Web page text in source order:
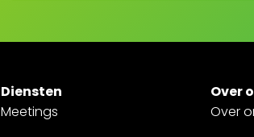
Diensten
Meetings
Over
Over